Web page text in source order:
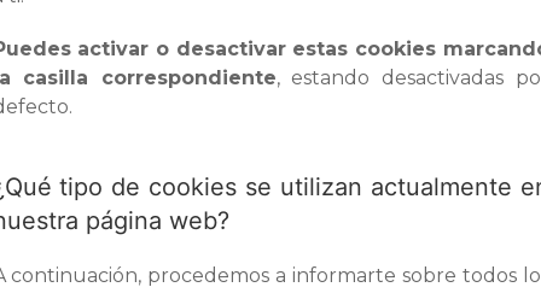
activar o desactivar estas cookies
casilla correspondiente, estando desactivadas
tipo de cookies se utilizan actualmente
página web?
continuación, procedemos a informarte sobre todos